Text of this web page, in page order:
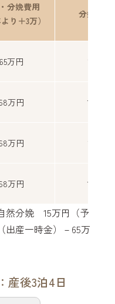
分娩費用
より＋3万）
分娩予約
65万円 15万円
万円 16万円
万円 17万円
万円 18万円
然分娩 15万円（予
出産一時金）－65万
後3泊4日